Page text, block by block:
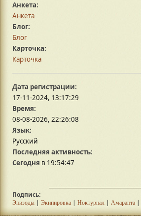
Анкета:
Анкета
Блог:
Блог
Карточка:
Карточка
Дата регистрации:
17-11-2024, 13:17:29
Время:
08-08-2026, 22:26:08
Язык:
Русский
Последняя активность:
Сегодня в 19:54:47
Подпись:
Эпизоды | Экипировка | Ноктурнал | Амаранта |